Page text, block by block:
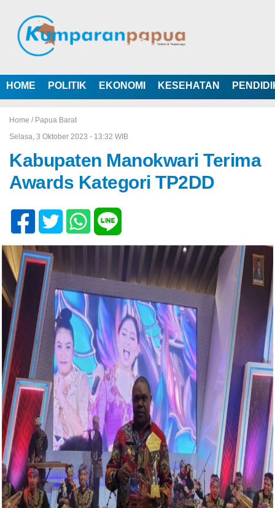
HOME POLITIK EKONOMI KESEHATAN
Home / Papua Barat
Selasa, 3 Oktober 2023 - 13:32 WIB
Kabupaten Manokwari Terima
Awards Kategori TP2DD